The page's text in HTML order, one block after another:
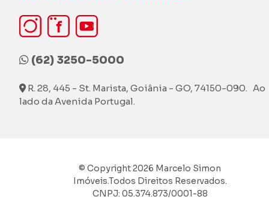
(62) 3250-5000
R. 28, 445 - St. Marista, Goiânia - GO, 74150-090. Ao
lado da Avenida Portugal.
© Copyright 2026 Marcelo Simon
Imóveis.Todos Direitos Reservados.
CNPJ: 05.374.873/0001-88